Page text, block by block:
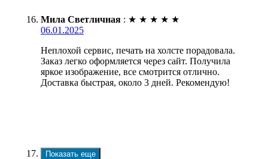
Мила Светличная : ★ ★ ★ ★ ★
06.01.2025
Неплохой сервис, печать на холсте порадовала.
Заказ легко оформляется через сайт. Получила
яркое изображение, все смотрится отлично.
Доставка быстрая, около 3 дней. Рекомендую!
Показать еще